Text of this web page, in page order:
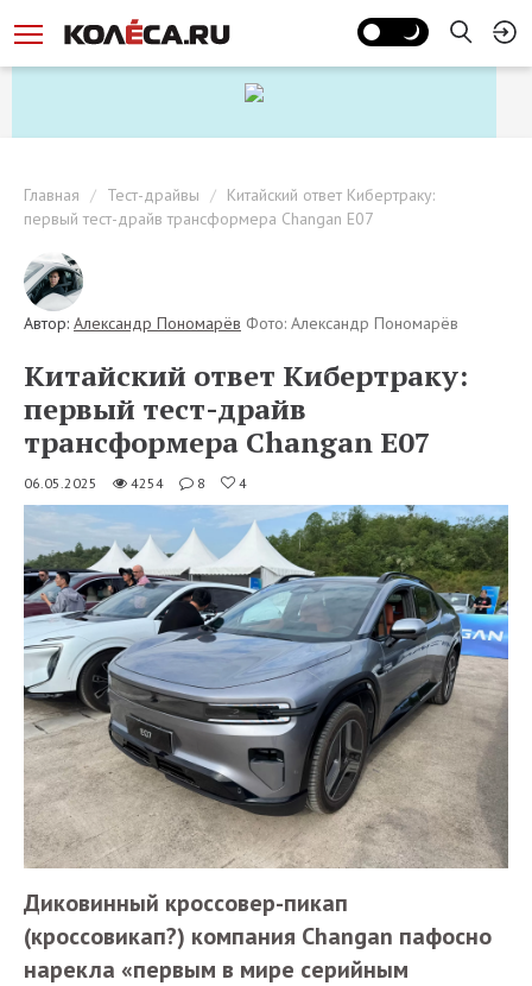
Главная Тест-драйвы
Китайский ответ Кибертраку:
первый тест-драйв трансформера Changan E07
Автор: Александр Пономарёв Фото: Александр Пономарёв
Китайский ответ Кибертраку:
первый тест-драйв
трансформера Changan E07
06.05.2025 4254 8 4
Диковинный кроссовер-пикап
(кроссовикап?) компания Changan пафосно
нарекла «первым в мире серийным